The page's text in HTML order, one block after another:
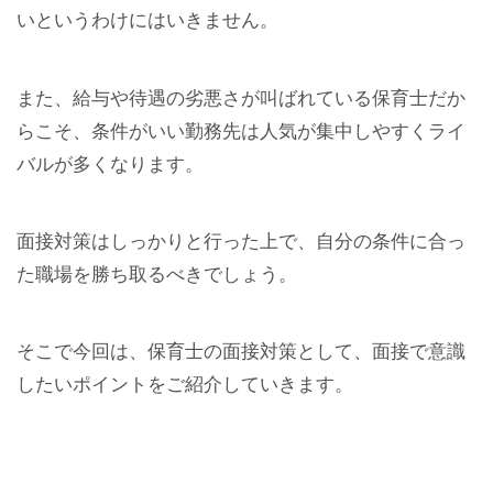
いというわけにはいきません。
また、給与や待遇の劣悪さが叫ばれている保育士だか
らこそ、条件がいい勤務先は人気が集中しやすくライ
バルが多くなります。
面接対策はしっかりと行った上で、自分の条件に合っ
た職場を勝ち取るべきでしょう。
そこで今回は、保育士の面接対策として、面接で意識
したいポイントをご紹介していきます。